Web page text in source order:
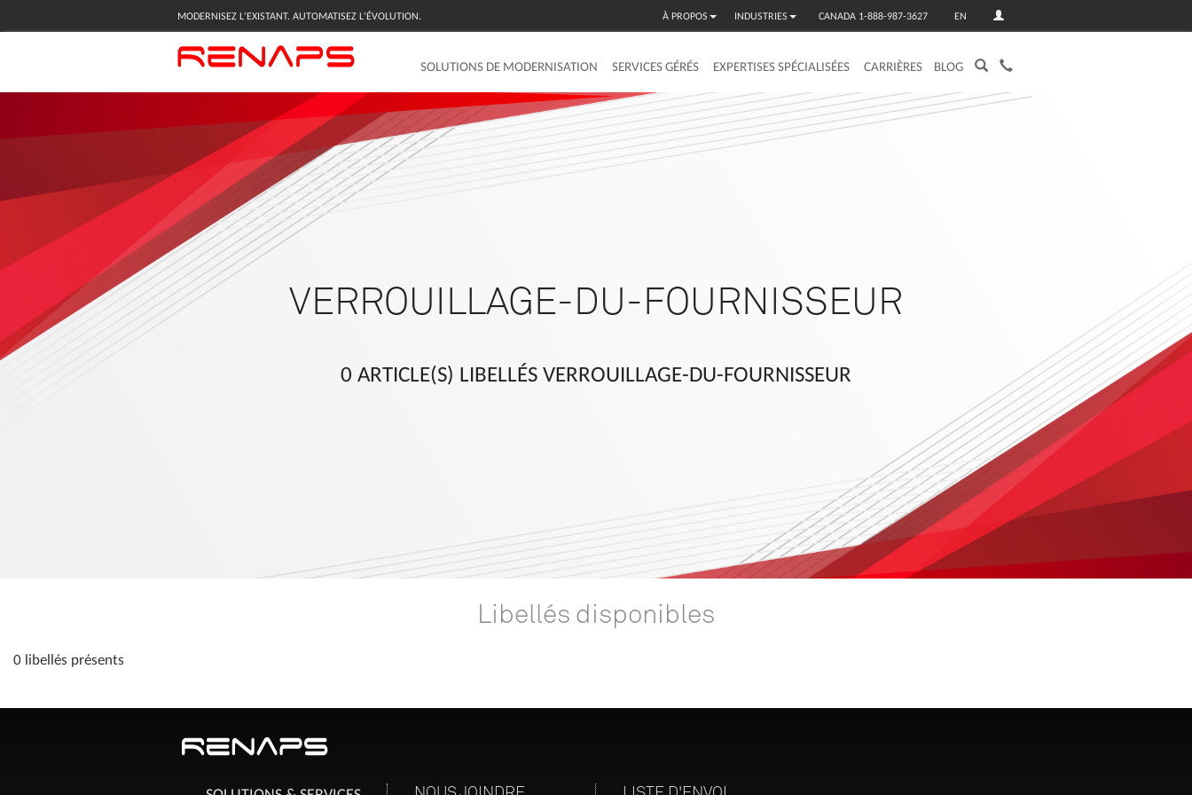
MODERNISEZ L'EXISTANT. AUTOMATISEZ L'ÉVOLUTION. À PROPOS INDUSTRIES CANADA 1-888-987-3627 EN
SOLUTIONS DE MODERNISATION SERVICES GÉRÉS EXPERTISES SPÉCIALISÉES CARRIÈRES BLOG
VERROUILLAGE-DU-FOURNISSEUR
0 ARTICLE(S) LIBELLÉS VERROUILLAGE-DU-FOURNISSEUR
Libellés disponibles
0 libellés présents